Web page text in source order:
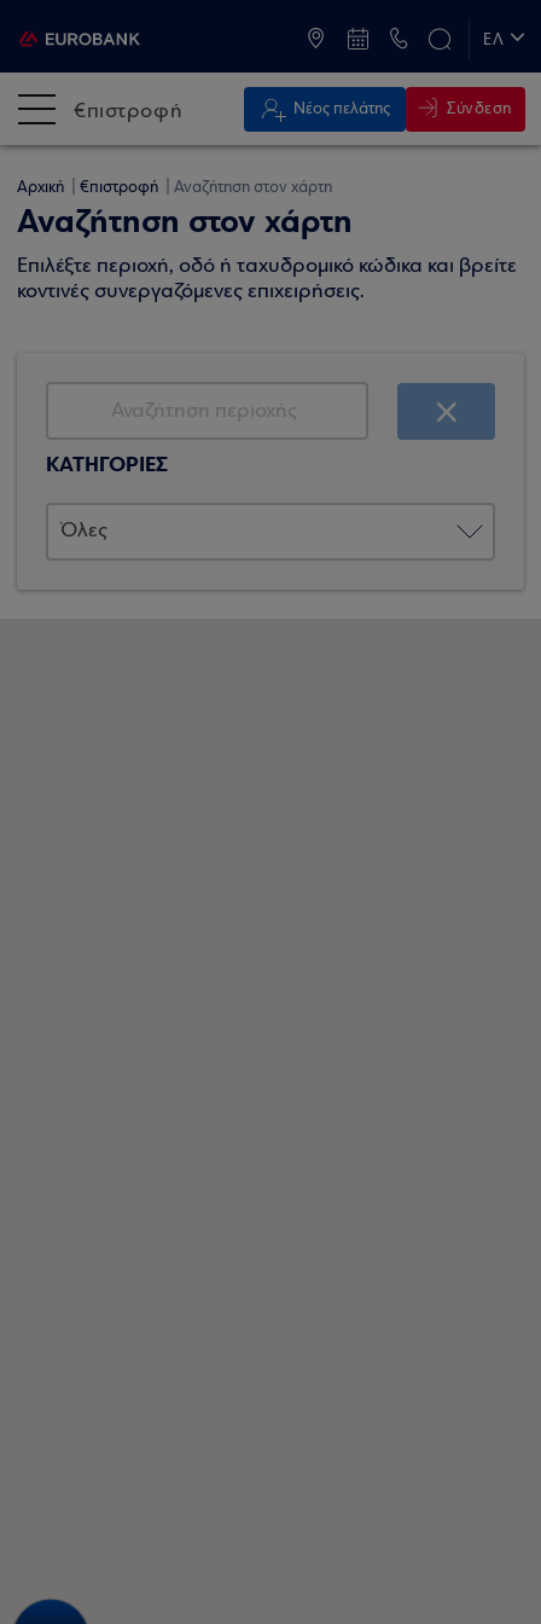
ΕΛ
€πιστροφή Νέος πελάτης Σύνδεση
Αρχική €πιστροφή Αναζήτηση στον χάρτη
Αναζήτηση στον χάρτη
Επιλέξτε περιοχή, οδό ή ταχυδρομικό κώδικα και βρείτε
κοντινές συνεργαζόμενες επιχειρήσεις.
ΚΑΤΗΓΟΡΙΕΣ